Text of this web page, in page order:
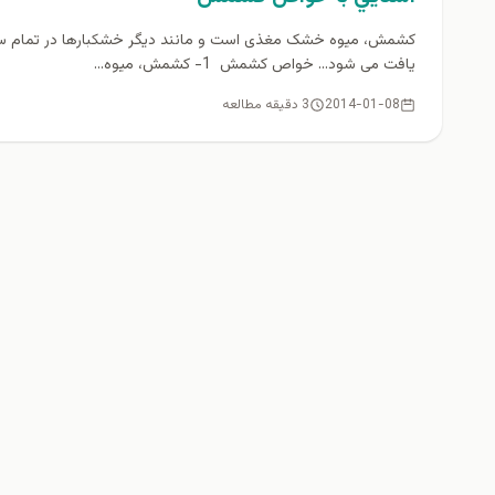
کشمش، میوه خشک مغذی است و مانند دیگر خشکبارها در تمام
یافت می شود... خواص کشمش 1- کشمش، میوه...
2014-01-08 3 دقیقه مطالعه